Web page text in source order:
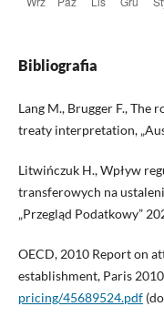
Bibliografia
Lang M., Brugger F., The
treaty interpretation,
Litwińczuk H., Wpływ
transferowych na
„Przegląd Podatkowy”
OECD, 2010 Report on
establishment, Paris
pricing/45689524.pdf